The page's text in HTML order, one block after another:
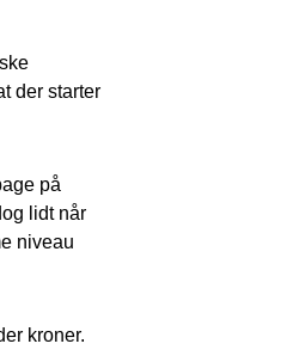
der starter
på
lidt når
niveau
kroner.